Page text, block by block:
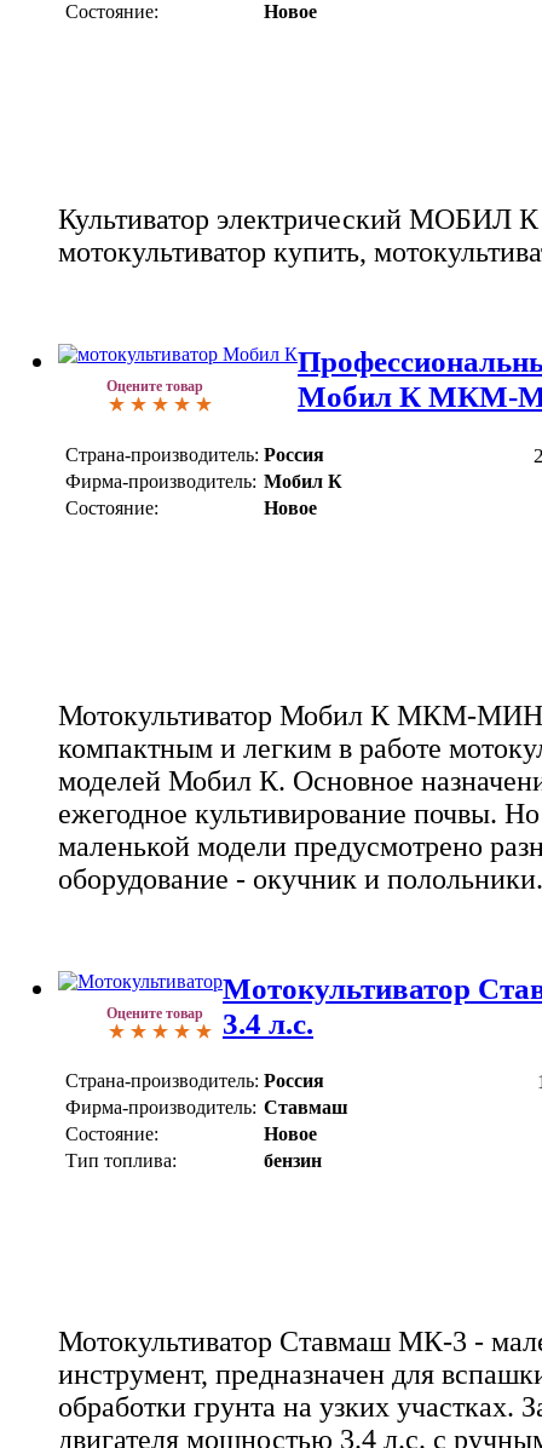
Состояние:
Новое
Культиватор электрический
мотокультиватор купить,
Оцените товар
Мобил К МКМ-
Страна-производитель: Россия
Фирма-производитель: Мобил К
Состояние:
Новое
Мотокультиватор Мобил К МКМ-
компактным и легким в работе
моделей Мобил К. Основное
ежегодное культивирование почвы.
маленькой модели предусмотрено
оборудование - окучник и полольники.
Оцените товар
Мотокультиватор
3.4 л.с.
Страна-производитель: Россия
Фирма-производитель: Ставмаш
Состояние:
Новое
Тип топлива:
бензин
Мотокультиватор Ставмаш МК-3 -
инструмент, предназначен для
обработки грунта на узких участках.
двигателя мощностью 3.4 л.с. с